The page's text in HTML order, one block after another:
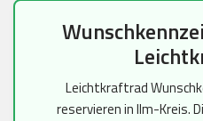
Leichtkraftrad
reservieren in Ilm-Kreis.